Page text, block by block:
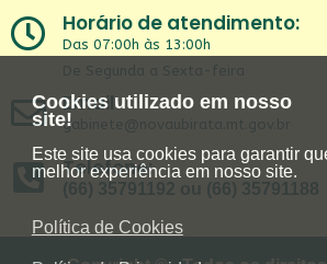
Cookies utilizado em nosso
site!
Este site usa cookies para garantir
melhor experiência em nosso site.
Política de Cookies
Horário de atendimento:
Das 07:00h às 13:00h
De Segunda a Sexta-feira
Email:
gabinete@novaubirata.mt.gov.br
Telefone:
(66) 35791192 ou (66) 35791188